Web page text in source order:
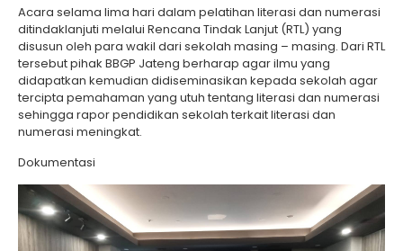
Acara selama lima hari dalam pelatihan literasi dan numerasi
ditindaklanjuti melalui Rencana Tindak Lanjut (RTL) yang
disusun oleh para wakil dari sekolah masing – masing. Dari RTL
tersebut pihak BBGP Jateng berharap agar ilmu yang
didapatkan kemudian didiseminasikan kepada sekolah agar
tercipta pemahaman yang utuh tentang literasi dan numerasi
sehingga rapor pendidikan sekolah terkait literasi dan
numerasi meningkat.
Dokumentasi